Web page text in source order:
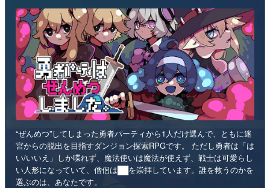
“ぜんめつ”してしまった勇者パーティから1人だけ選んで、ともに迷
宮からの脱出を目指すダンジョン探索RPGです。 ただし勇者は「は
い/いいえ」しか喋れず、魔法使いは魔法が使えず、戦士は可愛らし
い人形になっていて、僧侶は██を崇拝しています。誰を救うのかを
選ぶのは、あなたです。